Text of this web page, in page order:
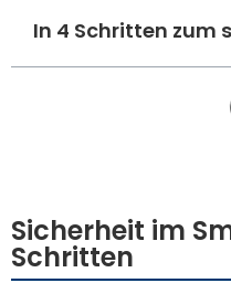
Sicherheit im
Schritten
In 4 Schritten zum